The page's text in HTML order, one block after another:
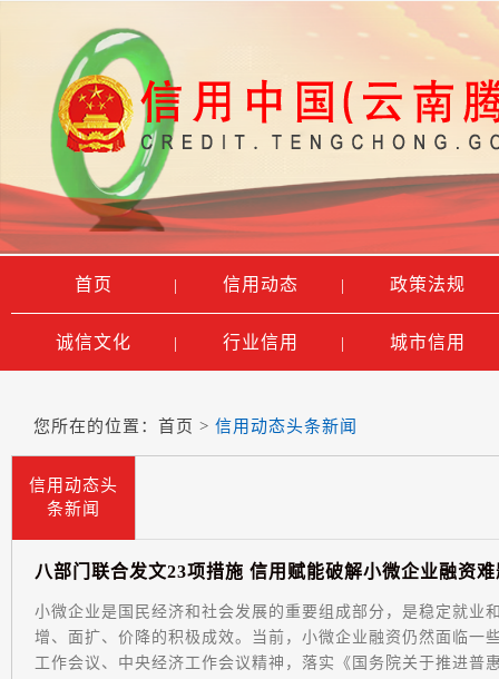
首页 | 信用动态 | 政策法规
诚信文化 | 行业信用 | 城市信用
您所在的位置： 首页 > 信用动态头条新闻
信用动态头
条新闻
八部门 联合发文23项措施 信用 赋能破解小微企业融资难
小微企业是国民经济和社会发展的重要组成部分，是稳定就业
增、面扩、价降的积极成效。当前，小微企业融资仍然面临一
工作会议、中央经济工作会议精神，落实《国务院关于推进普